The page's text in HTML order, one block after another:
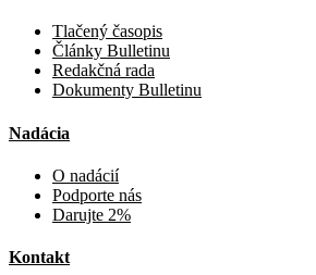
Tlačený časopis
Články Bulletinu
Redakčná rada
Dokumenty Bulletinu
Nadácia
O nadácií
Podporte nás
Darujte 2%
Kontakt